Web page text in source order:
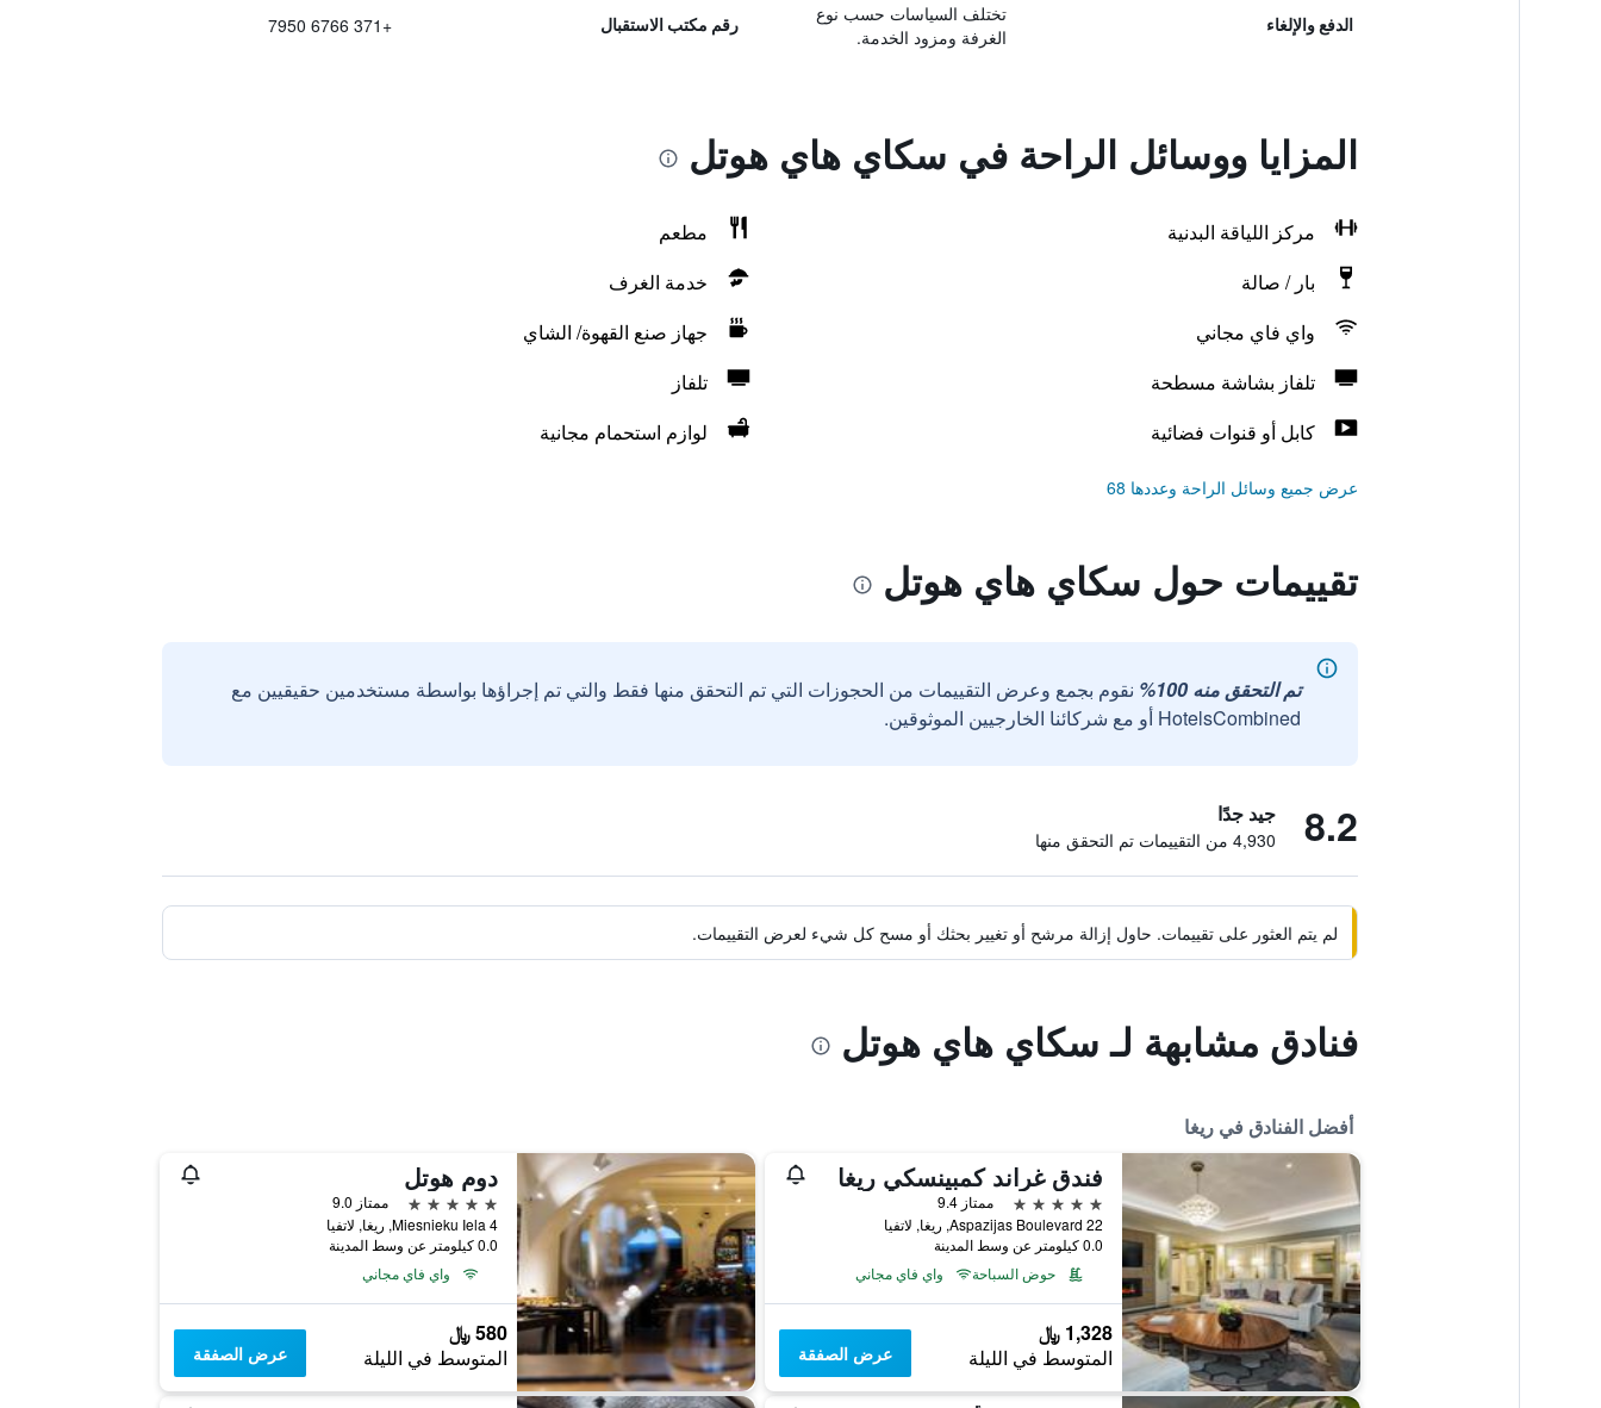
الدفع والإلغاء
تختلف السياسات حسب نوع
الغرفة ومزود الخدمة.
رقم مكتب الاستقبال +371 6766 7950
المزايا ووسائل الراحة في سكاي هاي هوتل
مركز اللياقة البدنية
مطعم
بار / صالة
خدمة الغرف
واي فاي مجاني
جهاز صنع القهوة/ الشاي
تلفاز بشاشة مسطحة
تلفاز
كابل أو قنوات فضائية
لوازم استحمام مجانية
عرض جميع وسائل الراحة وعددها 68
تقييمات حول سكاي هاي هوتل
تم التحقق منه 100%
نقوم بجمع وعرض التقييمات من الحجوزات التي تم التحقق منها فقط والتي تم إجراؤها بواسطة مستخدمين حقيقيين مع
HotelsCombined أو مع شركائنا الخارجيين الموثوقين.
8.2 جيد جدًا
4,930 من التقييمات تم التحقق منها
لم يتم العثور على تقييمات. حاول إزالة مرشح أو تغيير بحثك أو مسح كل شيء لعرض التقييمات.
فنادق مشابهة لـ سكاي هاي هوتل
أفضل الفنادق في ريغا
فندق غراند كمبينسكي ريغا
5 نجوم
ممتاز 9.4
Aspazijas Boulevard 22, ريغا, لاتفيا
0.0 كيلومتر عن وسط المدينة
حوض السباحة
واي فاي مجاني
1,328 ﷼
المتوسط في الليلة عرض الصفقة
دوم هوتل
5 نجوم
ممتاز 9.0
4 Miesnieku Iela, ريغا, لاتفيا
0.0 كيلومتر عن وسط المدينة
واي فاي مجاني
580 ﷼
المتوسط في الليلة عرض الصفقة